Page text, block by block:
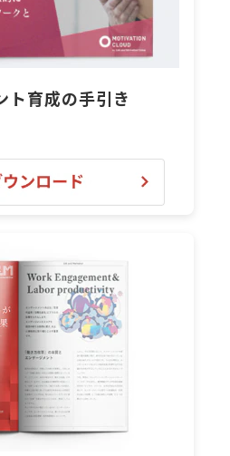
ト育成の手引き